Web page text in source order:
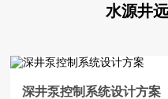
水源井
深井泵控制系统设计方案